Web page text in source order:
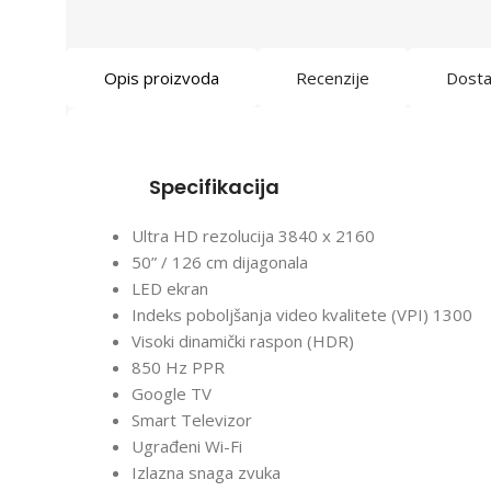
Opis proizvoda Recenzije
Specifikacija
Ultra HD rezolucija 3840 x 2160
50” / 126 cm dijagonala
LED ekran
Indeks poboljšanja video kvalitete (VPI) 1300
Visoki dinamički raspon (HDR)
850 Hz PPR
Google TV
Smart Televizor
Ugrađeni Wi-Fi
Izlazna snaga zvuka